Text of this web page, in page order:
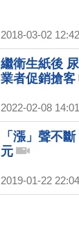
2018-03-02
繼衛生紙後
業者促銷搶客
2022-02-08
「漲」聲不
元
2019-01-22